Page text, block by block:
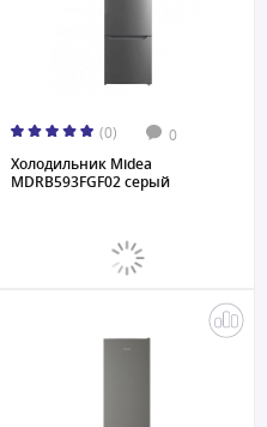
(0) 0
Холодильник Midea
MDRB593FGF02 серый